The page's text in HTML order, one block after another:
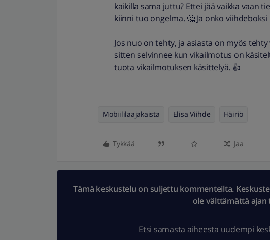
kaikilla sama juttu? Ettei jää vaikka vaan
kiinni tuo ongelma. 🤔 Ja onko
Jos nuo on tehty, ja asiasta on myös
sitten selvinnee kun vikailmotus on
tuota vikailmotuksen käsittelyä. 👍
Mobiililaajakaista Elisa Viihde Häiriö
Tykkää Jaa
Tämä keskustelu on suljettu kommenteilta.
ole välttämättä ajan
Etsi samasta aiheesta uudempi